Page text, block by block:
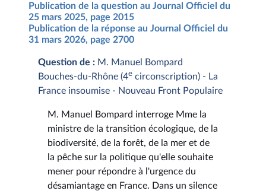
Publication de la question au Journal Officiel du
25 mars 2025, page 2015
Publication de la réponse au Journal Officiel du
31 mars 2026, page 2700
Question de : M. Manuel Bompard
Bouches-du-Rhône (4e circonscription) - La
France insoumise - Nouveau Front Populaire
M. Manuel Bompard interroge Mme la
ministre de la transition écologique, de la
biodiversité, de la forêt, de la mer et de
la pêche sur la politique qu'elle souhaite
mener pour répondre à l'urgence du
désamiantage en France. Dans un silence